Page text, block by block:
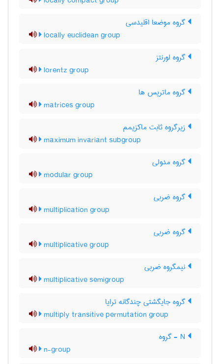
گروه موضعا اقلیدسی
locally euclidean group
گروه لورنتز
lorentz group
گروه ماتریس ها
matrices group
زیرگروه ثابت ماکزیمم
maximum invariant subgroup
گروه مدولی
modular group
گروه ضربی
multiplication group
گروه ضربی
multiplicative group
نیمگروه ضربی
multiplicative semigroup
گروه جایگشتی چندگانه ترایا
multiply transitive permutation group
n-group